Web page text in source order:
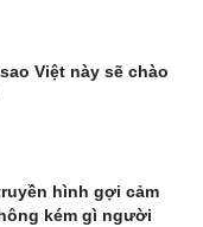
Việt này sẽ chào
hình gợi cảm
kém gì người